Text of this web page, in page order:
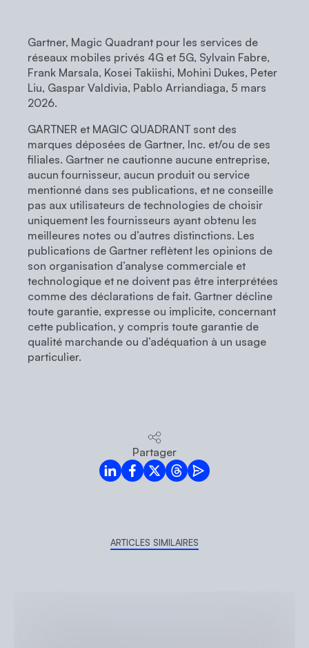
Gartner, Magic Quadrant pour les services de
réseaux mobiles privés 4G et 5G, Sylvain Fabre,
Frank Marsala, Kosei Takiishi, Mohini Dukes, Peter
Liu, Gaspar Valdivia, Pablo Arriandiaga, 5 mars
2026.
GARTNER et MAGIC QUADRANT sont des
marques déposées de Gartner, Inc. et/ou de ses
filiales. Gartner ne cautionne aucune entreprise,
aucun fournisseur, aucun produit ou service
mentionné dans ses publications, et ne conseille
pas aux utilisateurs de technologies de choisir
uniquement les fournisseurs ayant obtenu les
meilleures notes ou d’autres distinctions. Les
publications de Gartner reflètent les opinions de
son organisation d’analyse commerciale et
technologique et ne doivent pas être interprétées
comme des déclarations de fait. Gartner décline
toute garantie, expresse ou implicite, concernant
cette publication, y compris toute garantie de
qualité marchande ou d’adéquation à un usage
particulier.
Partager
LinkedInFacebook
TwitterThreads
Mail
ARTICLES SIMILAIRES